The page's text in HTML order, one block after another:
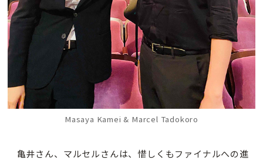
Masaya Kamei & Marcel Tadokoro
亀井さん、マルセルさんは、惜しくもファイナルへの進